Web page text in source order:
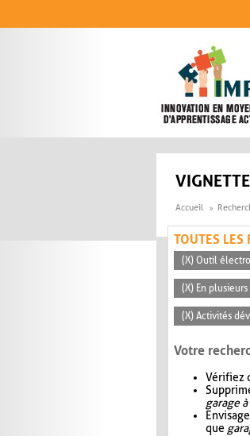
Accueil
TOUTES LES
(X) Outil
(X) En plusieurs
(X) Activités
Votre
Vérifiez
garage
que